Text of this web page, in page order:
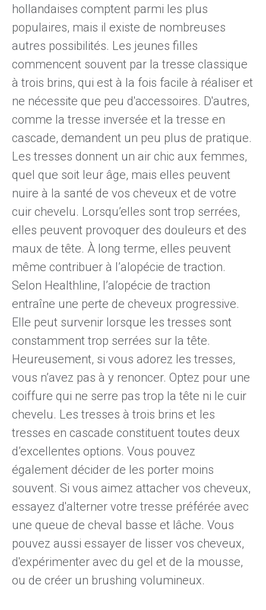
hollandaises comptent parmi les plus
populaires, mais il existe de nombreuses
autres possibilités. Les jeunes filles
commencent souvent par la tresse classique
à trois brins, qui est à la fois facile à réaliser et
ne nécessite que peu d'accessoires. D'autres,
comme la tresse inversée et la tresse en
cascade, demandent un peu plus de pratique.
Les tresses donnent un air chic aux femmes,
quel que soit leur âge, mais elles peuvent
nuire à la santé de vos cheveux et de votre
cuir chevelu. Lorsqu’elles sont trop serrées,
elles peuvent provoquer des douleurs et des
maux de tête. À long terme, elles peuvent
même contribuer à l’alopécie de traction.
Selon Healthline, l’alopécie de traction
entraîne une perte de cheveux progressive.
Elle peut survenir lorsque les tresses sont
constamment trop serrées sur la tête.
Heureusement, si vous adorez les tresses,
vous n’avez pas à y renoncer. Optez pour une
coiffure qui ne serre pas trop la tête ni le cuir
chevelu. Les tresses à trois brins et les
tresses en cascade constituent toutes deux
d’excellentes options. Vous pouvez
également décider de les porter moins
souvent. Si vous aimez attacher vos cheveux,
essayez d'alterner votre tresse préférée avec
une queue de cheval basse et lâche. Vous
pouvez aussi essayer de lisser vos cheveux,
d'expérimenter avec du gel et de la mousse,
ou de créer un brushing volumineux.